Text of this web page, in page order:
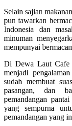
Selain sajian
pun tawarkan
Indonesia dan
minuman
mempunyai
Di Dewa Laut Cafe
menjadi
sudah membuat
pasangan, dan
pemandangan
yang sempurna
pemandangan yang